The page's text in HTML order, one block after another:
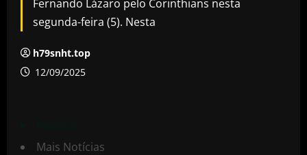
Fernando Lázaro pelo Corinthians nesta
segunda-feira (5). Nesta
h79snht.top
12/09/2025
Mais Notícias